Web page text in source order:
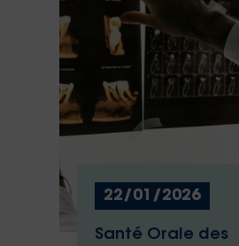
22/01/2026
Santé Orale des